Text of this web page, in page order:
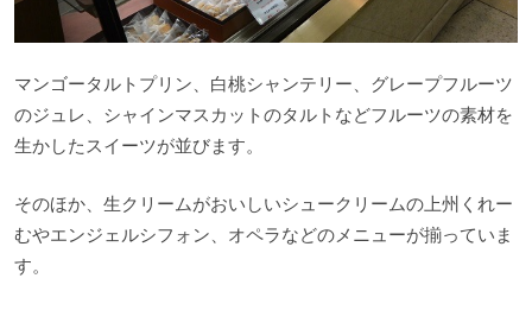
マンゴータルトプリン、白桃シャンテリー、グレープフルーツ
のジュレ、シャインマスカットのタルトなどフルーツの素材を
生かしたスイーツが並びます。
そのほか、生クリームがおいしいシュークリームの上州くれー
むやエンジェルシフォン、オペラなどのメニューが揃っていま
す。